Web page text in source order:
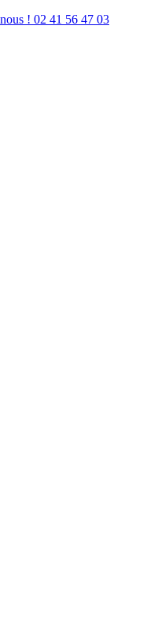
! 02 41 56 47 03